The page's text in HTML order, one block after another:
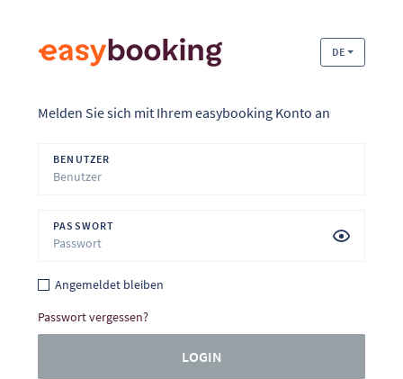
DE
Melden Sie sich mit Ihrem easybooking Konto an
BENUTZER
PASSWORT
Angemeldet bleiben
Passwort vergessen?
LOGIN